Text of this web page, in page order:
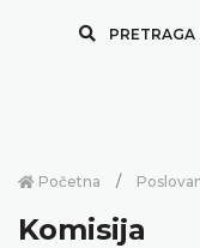
PRETRAGA
Početna
Komisija